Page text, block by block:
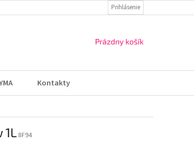
VRÁTENIE TOVARU A
Prihlásenie
NÁKUPNÝ
Prázdny košík
Kontakty
8F94